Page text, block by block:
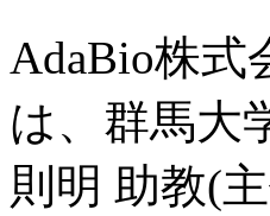
AdaBio株式
は、群馬大
則明 助教(